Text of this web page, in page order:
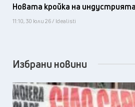
Новата кройка на индустрията
11:10, 30 юли 26 / Idealisti
Избрани новини